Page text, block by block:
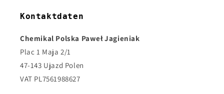
Kontaktdaten
Chemikal Polska Paweł Jagieniak
Plac 1 Maja 2/1
47-143 Ujazd Polen
VAT PL7561988627